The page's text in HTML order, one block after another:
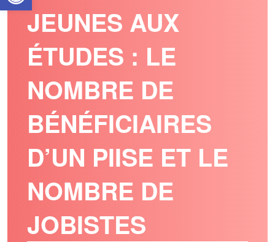
JEUNES AUX
ÉTUDES : LE
NOMBRE DE
BÉNÉFICIAIRES
D’UN PIISE ET LE
NOMBRE DE
JOBISTES